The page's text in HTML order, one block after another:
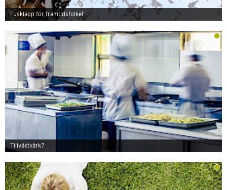
Fusklapp för framtidsfolket
Tillväxtvärk?